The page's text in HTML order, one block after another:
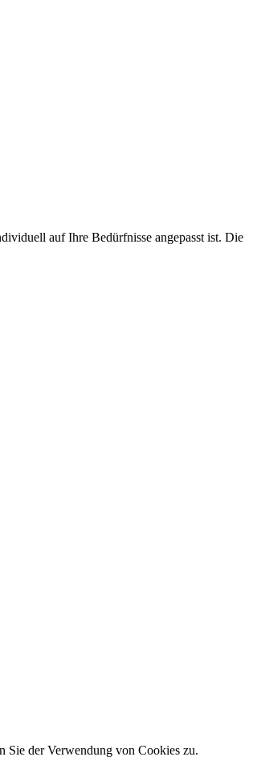
auf Ihre Bedürfnisse angepasst ist. Die
Sie der Verwendung von Cookies zu.